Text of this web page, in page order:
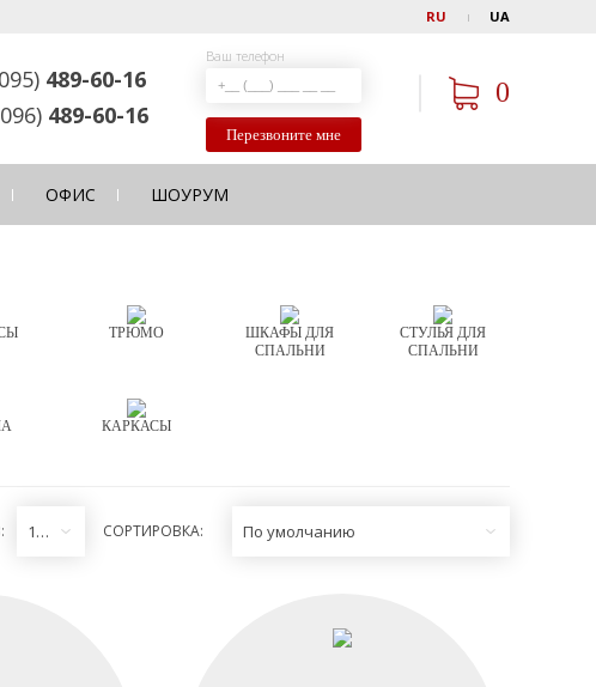
RU UA
489-60-16
489-60-16
Ваш телефон
Перезвоните мне
0
ОФИС ШОУРУМ
ТРЮМО
ШКАФЫ ДЛЯ
СПАЛЬНИ
СТУЛЬЯ ДЛЯ
СПАЛЬНИ
КАРКАСЫ
12 СОРТИРОВКА: По умолчанию